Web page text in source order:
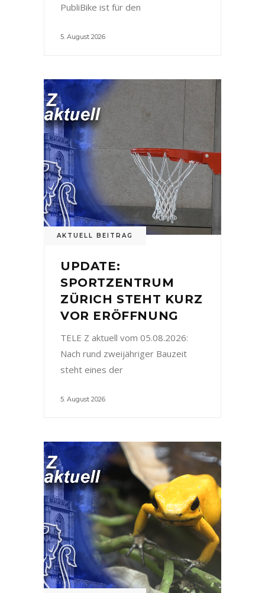
PubliBike ist für den
5. August 2026
AKTUELL BEITRAG
UPDATE:
SPORTZENTRUM
ZÜRICH STEHT KURZ
VOR ERÖFFNUNG
TELE Z aktuell vom 05.08.2026:
Nach rund zweijähriger Bauzeit
steht eines der
5. August 2026